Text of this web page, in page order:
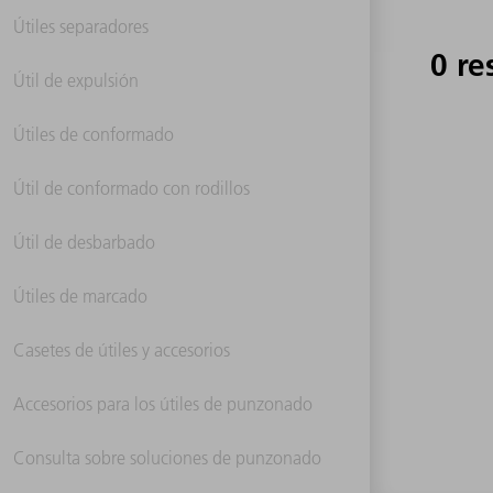
Útiles separadores
Útil de expulsión
Útiles de conformado
Útil de conformado con rodillos
Útil de desbarbado
Útiles de marcado
Casetes de útiles y accesorios
Accesorios para los útiles de punzonado
Consulta sobre soluciones de punzonado
0